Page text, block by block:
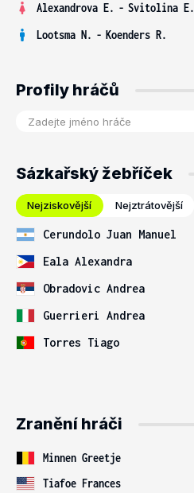
Alexandrova E. - Svitolina E.
Lootsma N. - Koenders R.
Profily hráčů
Sázkařský žebříček
Nejziskovější Nejztrátovější
Cerundolo Juan Manuel
Eala Alexandra
Obradovic Andrea
Guerrieri Andrea
Torres Tiago
Zranění hráči
Minnen Greetje
Tiafoe Frances